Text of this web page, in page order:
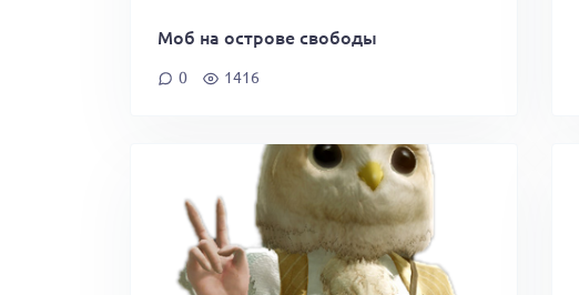
Моб на острове свободы
0 1416